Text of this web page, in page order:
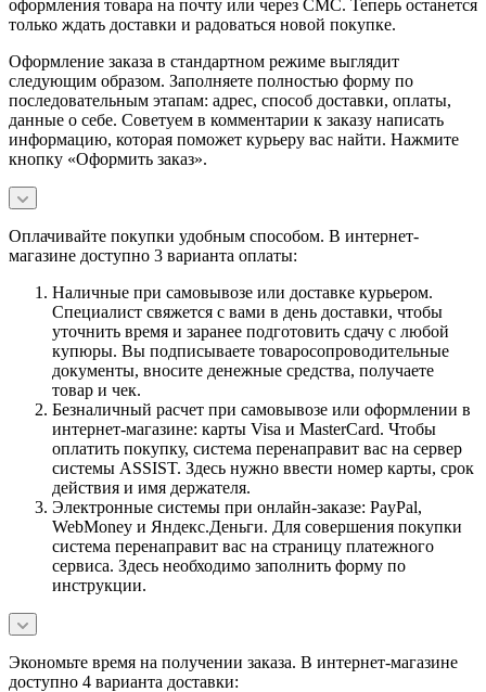
оформления товара на почту или через СМС. Теперь останется
только ждать доставки и радоваться новой покупке.
Оформление заказа в стандартном режиме выглядит
следующим образом. Заполняете полностью форму по
последовательным этапам: адрес, способ доставки, оплаты,
данные о себе. Советуем в комментарии к заказу написать
информацию, которая поможет курьеру вас найти. Нажмите
кнопку «Оформить заказ».
Оплачивайте покупки удобным способом. В интернет-
магазине доступно 3 варианта оплаты:
Наличные при самовывозе или доставке курьером.
Специалист свяжется с вами в день доставки, чтобы
уточнить время и заранее подготовить сдачу с любой
купюры. Вы подписываете товаросопроводительные
документы, вносите денежные средства, получаете
товар и чек.
Безналичный расчет при самовывозе или оформлении в
интернет-магазине: карты Visa и MasterCard. Чтобы
оплатить покупку, система перенаправит вас на сервер
системы ASSIST. Здесь нужно ввести номер карты, срок
действия и имя держателя.
Электронные системы при онлайн-заказе: PayPal,
WebMoney и Яндекс.Деньги. Для совершения покупки
система перенаправит вас на страницу платежного
сервиса. Здесь необходимо заполнить форму по
инструкции.
Экономьте время на получении заказа. В интернет-магазине
доступно 4 варианта доставки: